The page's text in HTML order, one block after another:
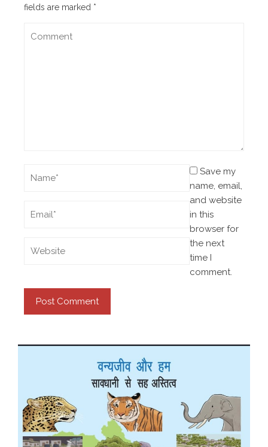
fields are marked *
Save my
name, email,
and website
in this
browser for
the next
time I
comment.